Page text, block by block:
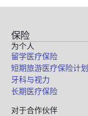
保险
为个人
留学医疗保险
短期旅游医疗保险计划
牙科与视力
长期医疗保险
对于合作伙伴